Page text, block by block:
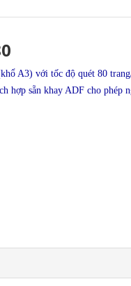
A3) với tốc độ quét 80
hợp sẵn khay ADF cho phép